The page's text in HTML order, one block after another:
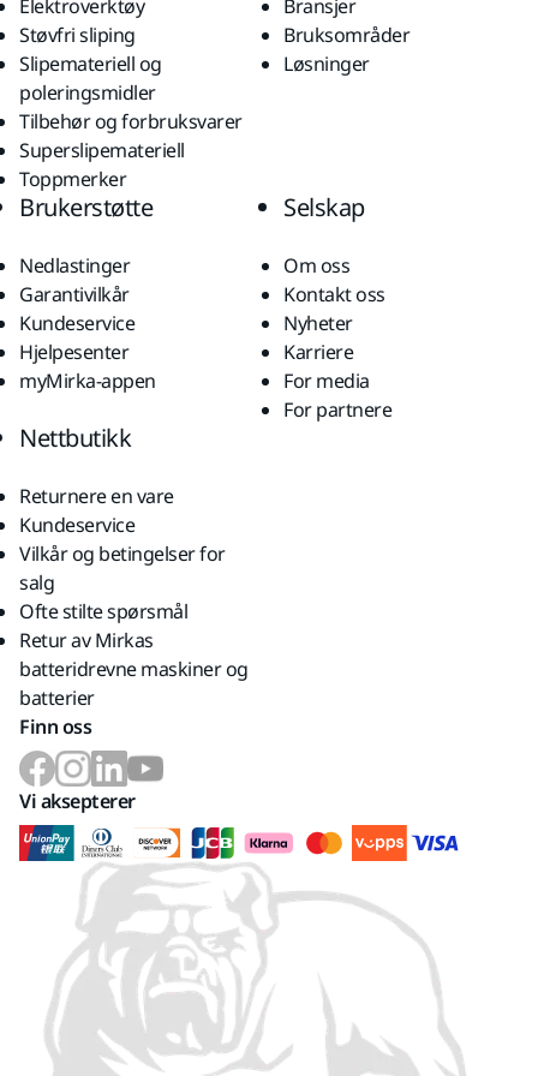
Elektroverktøy
Støvfri sliping
Slipemateriell og
poleringsmidler
Tilbehør og forbruksvarer
Superslipemateriell
Toppmerker
Bransjer
Bruksområder
Løsninger
Brukerstøtte
Nedlastinger
Garantivilkår
Kundeservice
Hjelpesenter
myMirka-appen
Selskap
Om oss
Kontakt oss
Nyheter
Karriere
For media
For partnere
Nettbutikk
Returnere en vare
Kundeservice
Vilkår og betingelser for
salg
Ofte stilte spørsmål
Retur av Mirkas
batteridrevne maskiner og
batterier
Finn oss
Vi aksepterer